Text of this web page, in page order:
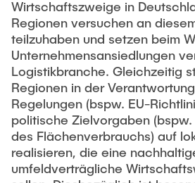
Wirtschaftszweige in
Regionen versuchen an
teilzuhaben und setzen beim
Unternehmensansiedlungen
Logistikbranche. Gleichzeitig
Regionen in der
Regelungen (bspw. EU-
politische Zielvorgaben
des Flächenverbrauchs) auf
realisieren, die eine
umfeldverträgliche